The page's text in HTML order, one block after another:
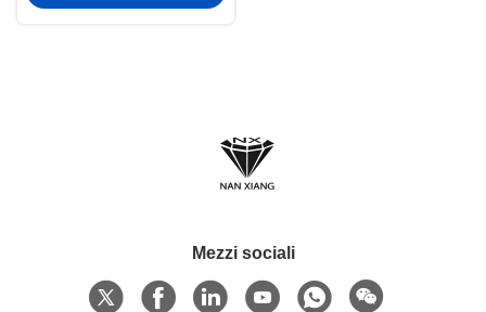
Mezzi sociali